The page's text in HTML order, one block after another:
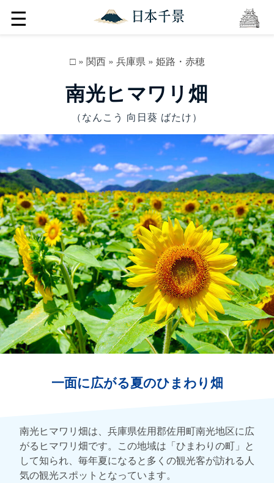
☰
□» 関西» 兵庫県» 姫路・赤穂
南光ヒマワリ畑
（なんこう 向日葵 ばたけ）
一面に広がる夏のひまわり畑
南光ヒマワリ畑は、兵庫県佐用郡佐用町南光地区に広
がるヒマワリ畑です。この地域は「ひまわりの町」と
して知られ、毎年夏になると多くの観光客が訪れる人
気の観光スポットとなっています。